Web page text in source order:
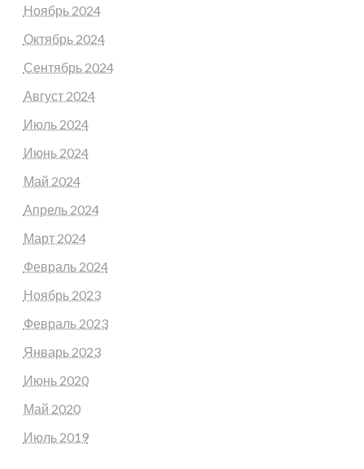
Ноябрь 2024
Октябрь 2024
Сентябрь 2024
Август 2024
Июль 2024
Июнь 2024
Май 2024
Апрель 2024
Март 2024
Февраль 2024
Ноябрь 2023
Февраль 2023
Январь 2023
Июнь 2020
Май 2020
Июль 2019